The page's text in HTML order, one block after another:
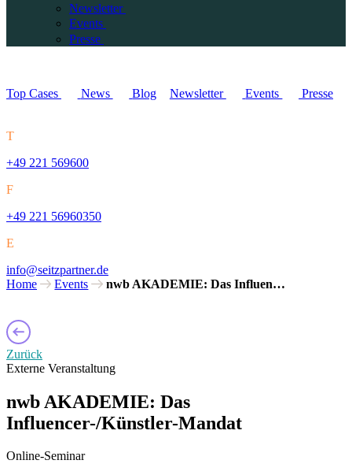
Newsletter
Events
Presse
Top Cases News Blog Newsletter Events Presse
T
+49 221 569600
F
+49 221 56960350
E
info@seitzpartner.de
Home
Events nwb AKADEMIE: Das Influen…
Zurück
Externe Veranstaltung
nwb AKADEMIE: Das
Influencer-/Künstler-Mandat
Online-Seminar